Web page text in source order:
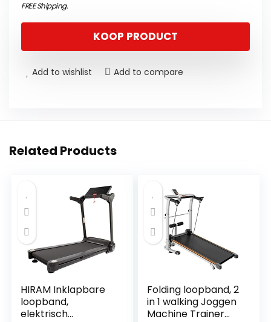
FREE Shipping.
KOOP PRODUCT
Add to wishlist Add to compare
Related Products
HIRAM Inklapbare
loopband,
elektrisch
Folding loopband, 2
in 1 walking Joggen
Machine Trainer